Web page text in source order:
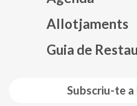
Subscriu-te
Allotjaments
Guia de